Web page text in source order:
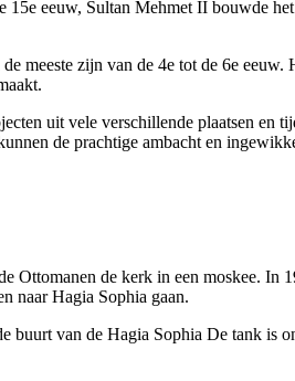
eeuw, Sultan Mehmet II bouwde
meeste zijn van de 4e tot de 6e
uit vele verschillende plaatsen en
de prachtige ambacht en
Ottomanen de kerk in een moskee.
naar Hagia Sophia gaan.
buurt van de Hagia Sophia De tank is